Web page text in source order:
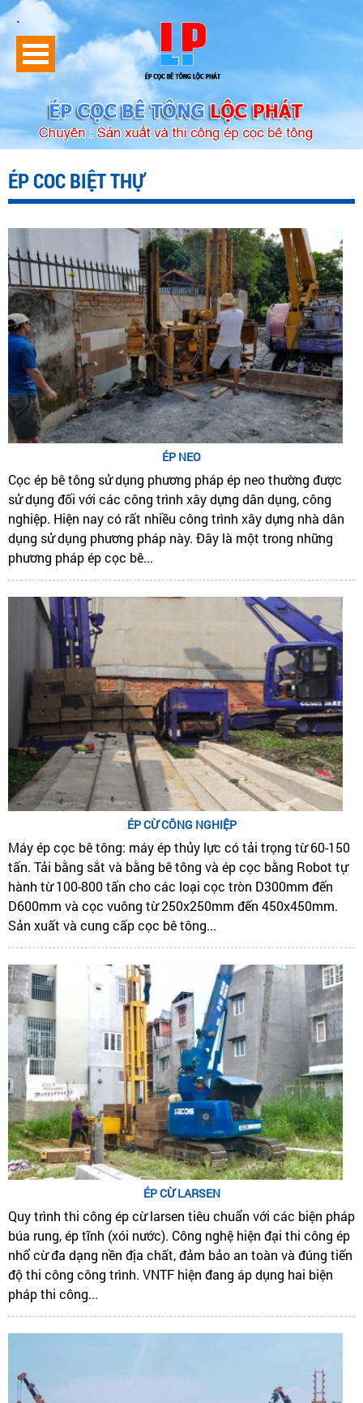
`
ÉP COC BIỆT THỰ
ÉP NEO
Cọc ép bê tông sử dụng phương pháp ép neo thường được
sử dụng đối với các công trình xây dựng dân dụng, công
nghiệp. Hiện nay có rất nhiều công trình xây dựng nhà dân
dụng sử dụng phương pháp này. Đây là một trong những
phương pháp ép cọc bê...
ÉP CỪ CÔNG NGHIỆP
Máy ép cọc bê tông: máy ép thủy lực có tải trọng từ 60-150
tấn. Tải bằng sắt và bằng bê tông và ép cọc bằng Robot tự
hành từ 100-800 tấn cho các loại cọc tròn D300mm đến
D600mm và cọc vuông từ 250x250mm đến 450x450mm.
Sản xuất và cung cấp cọc bê tông...
ÉP CỪ LARSEN
Quy trình thi công ép cừ larsen tiêu chuẩn với các biện pháp
búa rung, ép tĩnh (xói nước). Công nghệ hiện đại thi công ép
nhổ cừ đa dạng nền địa chất, đảm bảo an toàn và đúng tiến
độ thi công công trình. VNTF hiện đang áp dụng hai biện
pháp thi công...